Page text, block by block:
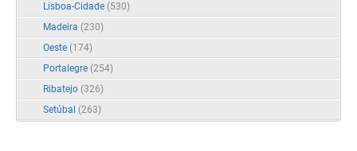
Lisboa-Cidade (530)
Madeira (230)
Oeste (174)
Portalegre (254)
Ribatejo (326)
Setúbal (263)